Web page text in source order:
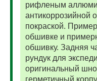
рифленым
антикоррозийной
покраской.
обшивке и
обшивку. Задняя
рундук для
оригинальный